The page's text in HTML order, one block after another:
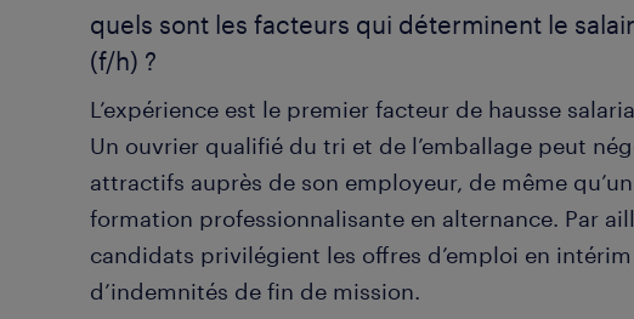
quels sont les facteurs qui déterminent le
(f/h) ?
L’expérience est le premier facteur de hausse
Un ouvrier qualifié du tri et de l’emballage peut
attractifs auprès de son employeur, de même
formation professionnalisante en alternance. Par
candidats privilégient les offres d’emploi en
d’indemnités de fin de mission.